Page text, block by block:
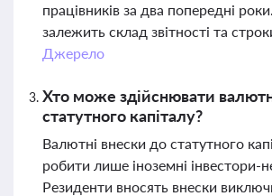
працівників за два попередні
залежить склад звітності та
Джерело
Хто може здійснювати
статутного капіталу?
Валютні внески до статутного
робити лише іноземні інвестори-
Резиденти вносять внески